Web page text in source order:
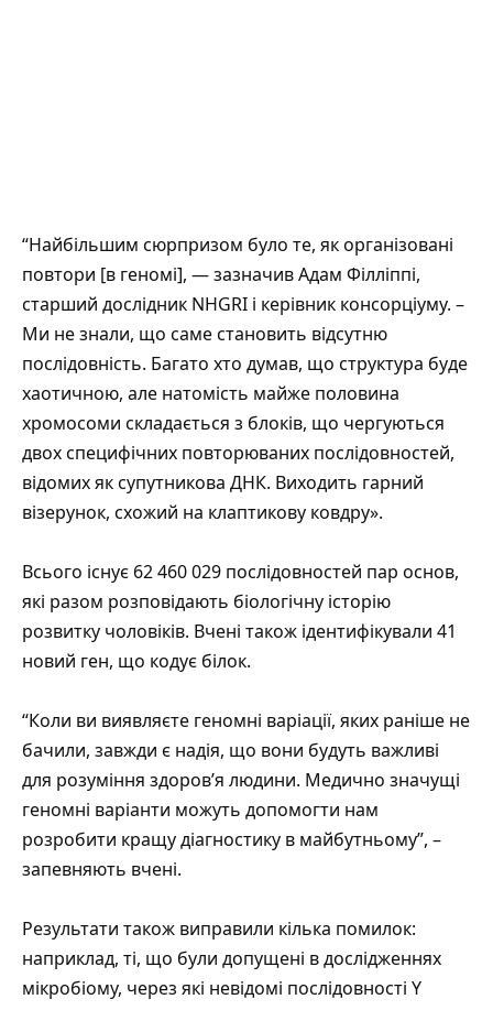
“Найбільшим сюрпризом було те, як організовані
повтори [в геномі], — зазначив Адам Філліппі,
старший дослідник NHGRI і керівник консорціуму. –
Ми не знали, що саме становить відсутню
послідовність. Багато хто думав, що структура буде
хаотичною, але натомість майже половина
хромосоми складається з блоків, що чергуються
двох специфічних повторюваних послідовностей,
відомих як супутникова ДНК. Виходить гарний
візерунок, схожий на клаптикову ковдру».
Всього існує 62 460 029 послідовностей пар основ,
які разом розповідають біологічну історію
розвитку чоловіків. Вчені також ідентифікували 41
новий ген, що кодує білок.
“Коли ви виявляєте геномні варіації, яких раніше не
бачили, завжди є надія, що вони будуть важливі
для розуміння здоров’я людини. Медично значущі
геномні варіанти можуть допомогти нам
розробити кращу діагностику в майбутньому”, –
запевняють вчені.
Результати також виправили кілька помилок:
наприклад, ті, що були допущені в дослідженнях
мікробіому, через які невідомі послідовності Y